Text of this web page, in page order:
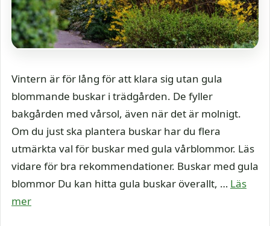
Vintern är för lång för att klara sig utan gula
blommande buskar i trädgården. De fyller
bakgården med vårsol, även när det är molnigt.
Om du just ska plantera buskar har du flera
utmärkta val för buskar med gula vårblommor. Läs
vidare för bra rekommendationer. Buskar med gula
blommor Du kan hitta gula buskar överallt, … Läs
mer